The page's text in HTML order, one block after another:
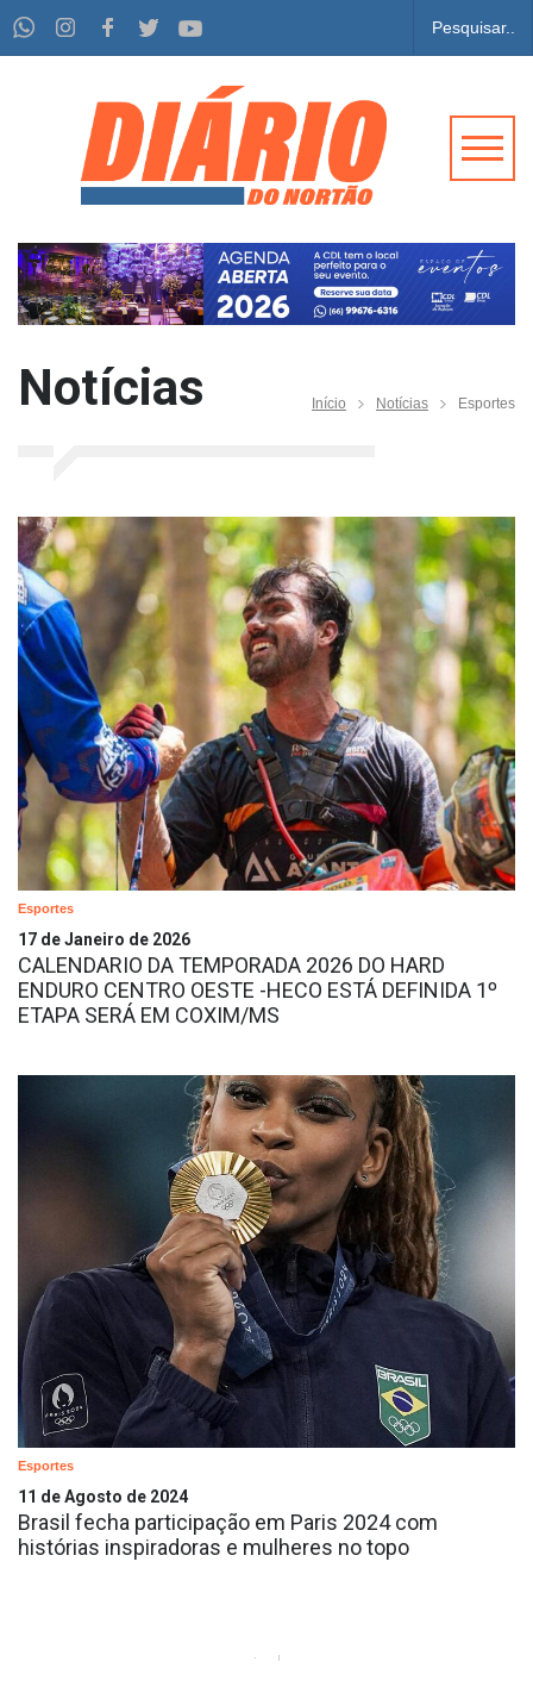
Início Notícias Esportes
Notícias
Esportes
17 de Janeiro de 2026
CALENDARIO DA TEMPORADA 2026 DO HARD
ENDURO CENTRO OESTE -HECO ESTÁ DEFINIDA 1º
ETAPA SERÁ EM COXIM/MS
Esportes
11 de Agosto de 2024
Brasil fecha participação em Paris 2024 com
histórias inspiradoras e mulheres no topo